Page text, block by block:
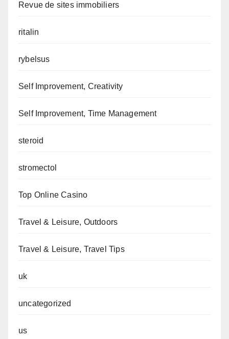
Revue de sites immobiliers
ritalin
rybelsus
Self Improvement, Creativity
Self Improvement, Time Management
steroid
stromectol
Top Online Casino
Travel & Leisure, Outdoors
Travel & Leisure, Travel Tips
uk
uncategorized
us